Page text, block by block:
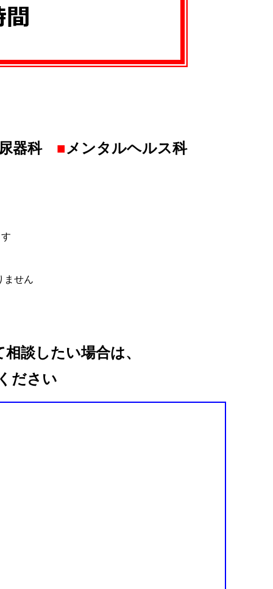
器科■メンタルヘルス科
ません
談したい場合は、
ださい